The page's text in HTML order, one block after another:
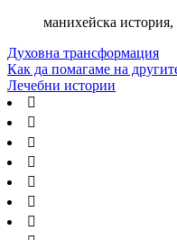
манихейска история,
Духовна трансформация
Как да помагаме на
Лечебни истории